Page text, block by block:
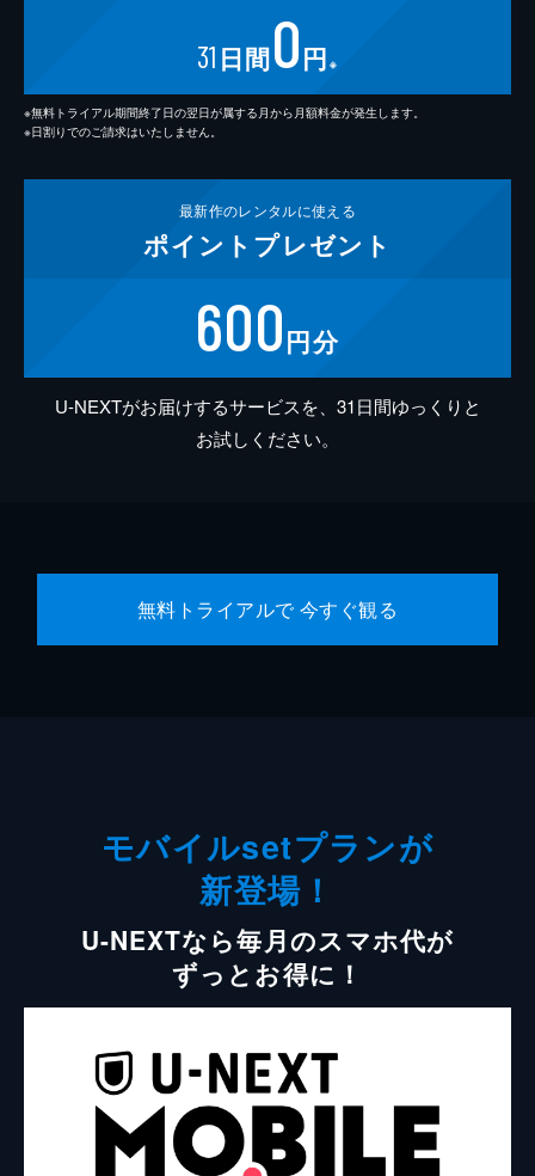
31 日間0円 ※
※無料トライアル期間終了日の翌日が属する月から月額料金が発生します。
※日割りでのご請求はいたしません。
最新作のレンタルに使える
ポイント プレゼント
600円分
U-NEXTがお届けするサービスを、31日間ゆっくりと
お試しください。
無料トライアルで 今すぐ観る
モバイルsetプランが
新登場！
U-NEXTなら毎月のスマホ代が
ずっとお得に！